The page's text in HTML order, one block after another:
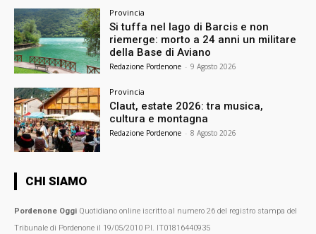
Provincia
Si tuffa nel lago di Barcis e non
riemerge: morto a 24 anni un militare
della Base di Aviano
Redazione Pordenone - 9 Agosto 2026
Provincia
Claut, estate 2026: tra musica,
cultura e montagna
Redazione Pordenone - 8 Agosto 2026
CHI SIAMO
Pordenone Oggi Quotidiano online iscritto al numero 26 del registro stampa del
Tribunale di Pordenone il 19/05/2010 P.I. IT01816440935